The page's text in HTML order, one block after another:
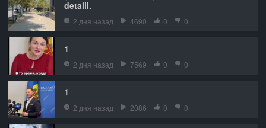
detalii.
2 дня назад 4690 0 0
1
2 дня назад 7569 0 0
1
2 дня назад 2086 0 0